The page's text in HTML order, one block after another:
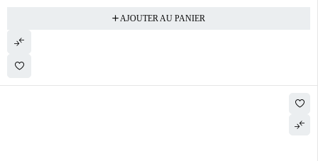
AJOUTER AU PANIER